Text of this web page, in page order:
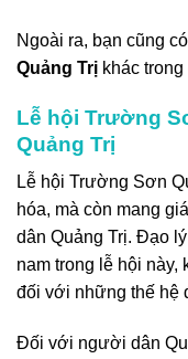
Ngoài ra, bạn cũng
Quảng Trị khác trong
Lễ hội Trường
Quảng Trị
Lễ hội Trường Sơn
hóa, mà còn mang
dân Quảng Trị. Đạo lý
nam trong lễ hội này,
đối với những thế hệ
Đối với người dân